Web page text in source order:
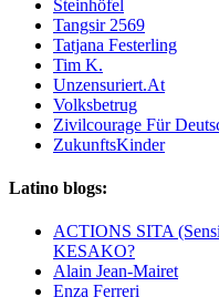
Steinhöfel
Tangsir 2569
Tatjana Festerling
Tim K.
Unzensuriert.At
Volksbetrug
Zivilcourage Für
ZukunftsKinder
Latino blogs:
ACTIONS SITA
KESAKO?
Alain Jean-Mairet
Enza Ferreri